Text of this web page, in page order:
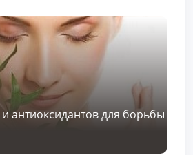
антиоксидантов для борьбы